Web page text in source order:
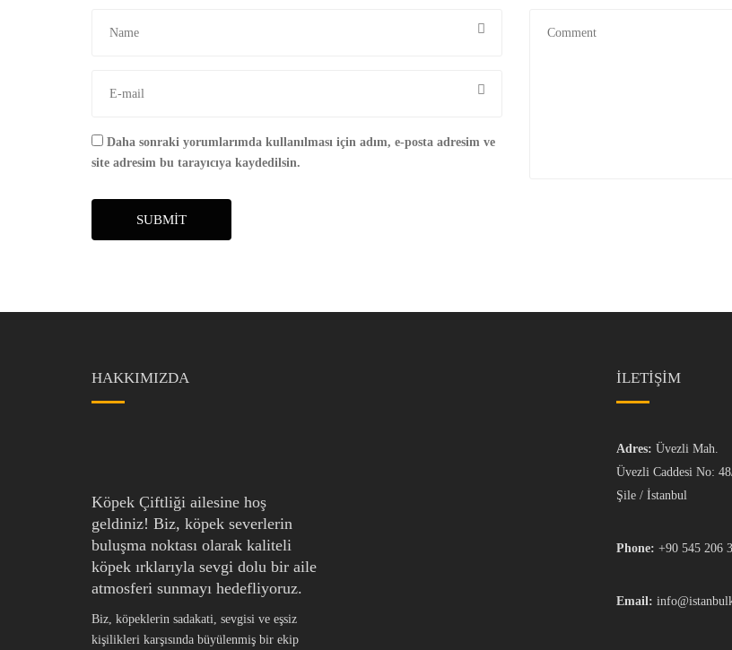
Daha sonraki yorumlarımda kullanılması için adım, e-posta adresim ve
site adresim bu tarayıcıya kaydedilsin.
SUBMIT
HAKKIMIZDA
Köpek Çiftliği ailesine hoş
geldiniz! Biz, köpek severlerin
buluşma noktası olarak kaliteli
köpek ırklarıyla sevgi dolu bir aile
atmosferi sunmayı hedefliyoruz.
Biz, köpeklerin sadakati, sevgisi ve eşsiz
kişilikleri karşısında büyülenmiş bir ekip
İLETİŞİM
Adres: Üvezli Mah.
Üvezli Caddesi No:
Şile / İstanbul
Phone: +90 545 206
Email: